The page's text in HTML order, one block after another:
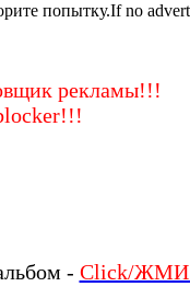
попытку.If no
рекламы!!!
- Click/